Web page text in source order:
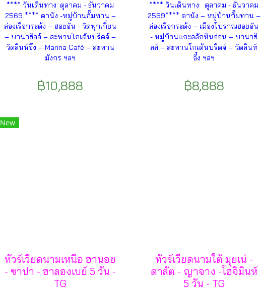
**** วันเดินทาง: ตุลาคม - ธันวาคม
2569 **** ดานัง -หมู่บ้านกั๊มทาน –
ล่องเรือกระด้ง – ฮอยอัน - วัดฟุกเกี๋ยน
– บานาฮิลล์ – สะพานโกเด้นบริดจ์ –
วัดลินห์อึ๋ง – Marina Café – สะพาน
มังกร ฯลฯ
฿10,888
**** วันเดินทาง: ตุลาคม - ธันวาคม
2569**** ดานัง – หมู่บ้านกั๊มทาน –
ล่องเรือกระด้ง – เมืองโบราณฮอยอัน
- หมู่บ้านแกะสลักหินอ่อน – บานาฮิ
ลล์ – สะพานโกเด้นบริดจ์ – วัดลินห์
อึ๋ง ฯลฯ
฿8,888
New
ทัวร์เวียดนามเหนือ ฮานอย
- ซาปา - ฮาลองเบย์ 5 วัน -
TG
ทัวร์เวียดนามใต้ มุยเน่ -
ดาลัต - ญาจาง -โฮจิมินห์
5 วัน - TG